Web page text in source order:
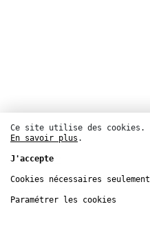
Arts visuels
CENTQUATRE-PARIS
Ce site utilise des cookies.
En savoir plus .
J'accepte
Cookies nécessaires seulement
Paramétrer les cookies